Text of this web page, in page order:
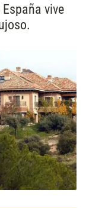
vive